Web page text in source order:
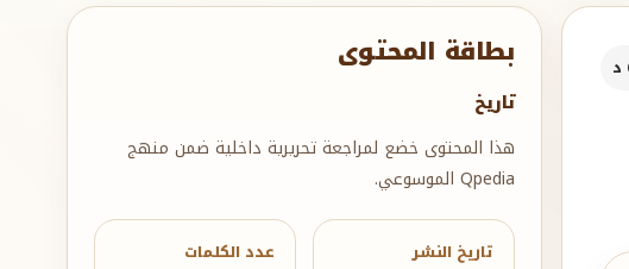
بطاقة المحتوى
تاريخ
هذا المحتوى خضع لمراجعة تحريرية داخلية ضمن منهج
Qpedia الموسوعي.
تاريخ النشر عدد الكلمات